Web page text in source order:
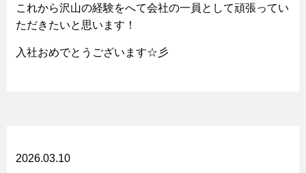
これから沢山の経験をへて会社の一員として頑張ってい
ただきたいと思います！
入社おめでとうございます☆彡
2026.03.10